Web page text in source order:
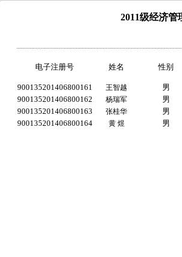
2011级经济
电子注册号 姓名 性别
900135201406800161 王智越
男
900135201406800162
杨瑞军
男
900135201406800163
张桂华
男
900135201406800164
黄 煜 男